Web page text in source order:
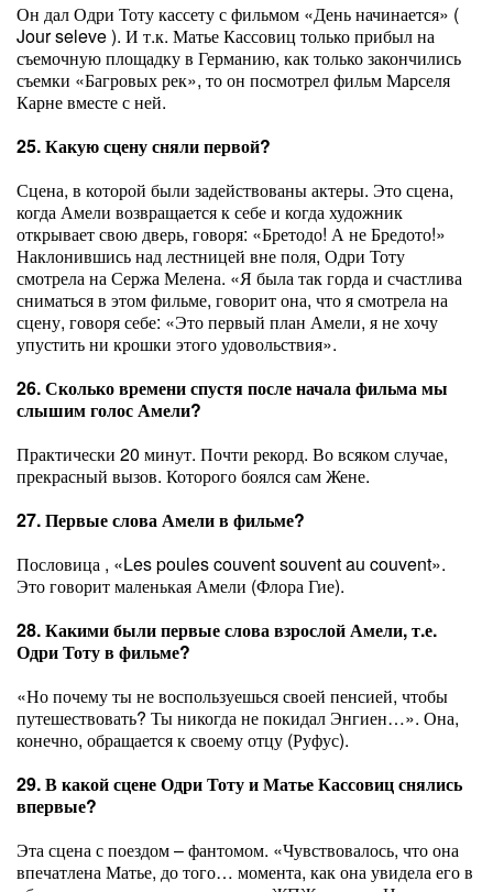
Он дал Одри Тоту кассету с фильмом «День начинается» (
Jour seleve ). И т.к. Матье Кассовиц только прибыл на
съемочную площадку в Германию, как только закончились
съемки «Багровых рек», то он посмотрел фильм Марселя
Карне вместе с ней.
25. Какую сцену сняли первой?
Сцена, в которой были задействованы актеры. Это сцена,
когда Амели возвращается к себе и когда художник
открывает свою дверь, говоря: «Бретодо! А не Бредото!»
Наклонившись над лестницей вне поля, Одри Тоту
смотрела на Сержа Мелена. «Я была так горда и счастлива
сниматься в этом фильме, говорит она, что я смотрела на
сцену, говоря себе: «Это первый план Амели, я не хочу
упустить ни крошки этого удовольствия».
26. Сколько времени спустя после начала фильма мы
слышим голос Амели?
Практически 20 минут. Почти рекорд. Во всяком случае,
прекрасный вызов. Которого боялся сам Жене.
27. Первые слова Амели в фильме?
Пословица , «Les poules couvent souvent au couvent».
Это говорит маленькая Амели (Флора Гие).
28. Какими были первые слова взрослой Амели, т.е.
Одри Тоту в фильме?
«Но почему ты не воспользуешься своей пенсией, чтобы
путешествовать? Ты никогда не покидал Энгиен…». Она,
конечно, обращается к своему отцу (Руфус).
29. В какой сцене Одри Тоту и Матье Кассовиц снялись
впервые?
Эта сцена с поездом – фантомом. «Чувствовалось, что она
впечатлена Матье, до того… момента, как она увидела его в